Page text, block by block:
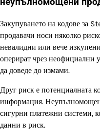
Закупуването на кодове за
продавачи носи няколко
невалидни или вече
оперират чрез неофициални
да доведе до измами.
Друг риск е потенциалната
информация.
сигурни платежни системи,
данни в риск.